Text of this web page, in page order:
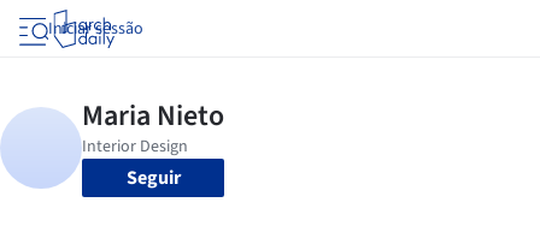
Iniciar sessão
Seguir